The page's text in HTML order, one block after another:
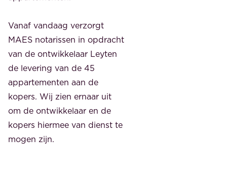
Vanaf vandaag verzorgt
MAES notarissen in opdracht
van de ontwikkelaar Leyten
de levering van de 45
appartementen aan de
kopers. Wij zien ernaar uit
om de ontwikkelaar en de
kopers hiermee van dienst te
mogen zijn.